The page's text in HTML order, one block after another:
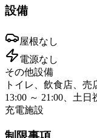
設備
屋根なし
電源なし
その他設備
トイレ、飲食店、
13:00 ～ 21:00、土日
充電施設